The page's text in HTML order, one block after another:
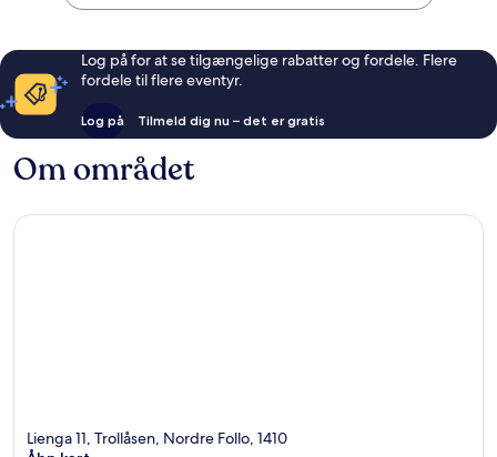
Log på for at se tilgængelige rabatter og fordele. Flere
fordele til flere eventyr.
Log på Tilmeld dig nu – det er gratis
Om området
Lienga 11, Trollåsen, Nordre Follo, 1410